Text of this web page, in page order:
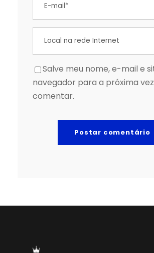
Salve meu nome, e-mail e
navegador para a próxima
comentar.